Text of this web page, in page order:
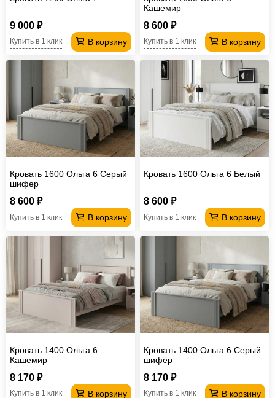
9 000 ₽
В корзину
Купить в 1 клик
Кашемир
8 600 ₽
В корзину
Купить в 1 клик
Кровать 1600 Ольга 6 Серый
шифер
8 600 ₽
В корзину
Купить в 1 клик
Кровать 1600 Ольга 6 Белый
8 600 ₽
В корзину
Купить в 1 клик
Кровать 1400 Ольга 6
Кашемир
8 170 ₽
В корзину
Купить в 1 клик
Кровать 1400 Ольга 6 Серый
шифер
8 170 ₽
В корзину
Купить в 1 клик